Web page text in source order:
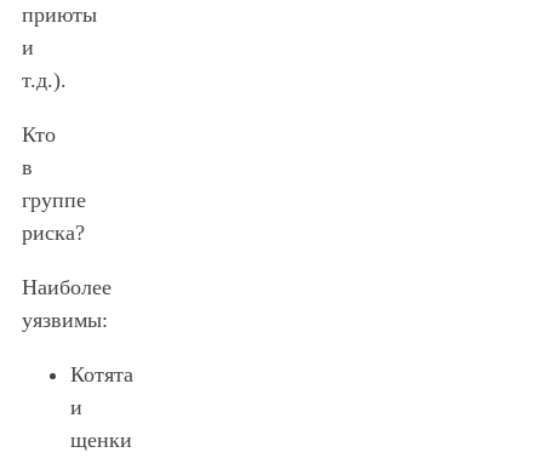
приюты
и
т.д.).
Кто
в
группе
риска?
Наиболее
уязвимы:
Котята
и
щенки